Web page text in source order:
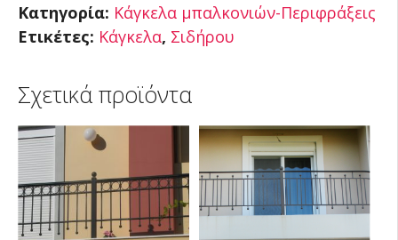
Κατηγορία: Κάγκελα μπαλκονιών-Περιφράξεις
Ετικέτες: Κάγκελα, Σιδήρου
Σχετικά προϊόντα